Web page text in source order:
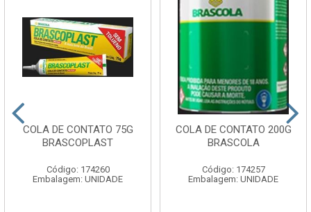
COLA DE CONTATO 75G
BRASCOPLAST
Código: 174260
Embalagem: UNIDADE
COLA DE CONTATO 200G
BRASCOLA
Código: 174257
Embalagem: UNIDADE